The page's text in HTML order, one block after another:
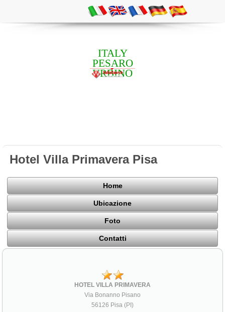
ITALY
PESARO
URBINO
Hotel Villa Primavera Pisa
Home
Ubicazione
Foto
Contatti
HOTEL VILLA PRIMAVERA
Via Bonanno Pisano
56126 Pisa (PI)